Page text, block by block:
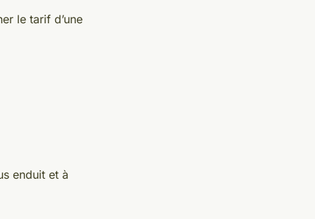
le tarif d’une
enduit et à